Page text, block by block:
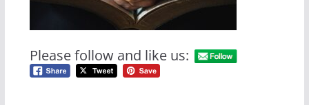
Please follow and like us: